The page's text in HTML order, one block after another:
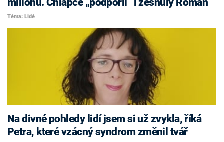
Téma: Lidé
Na divné pohledy lidí jsem si už zvykla, říká
Petra, které vzácný syndrom změnil tvář